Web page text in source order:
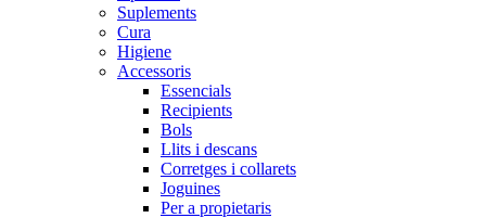
Suplements
Cura
Higiene
Accessoris
Essencials
Recipients
Bols
Llits i descans
Corretges i collarets
Joguines
Per a propietaris